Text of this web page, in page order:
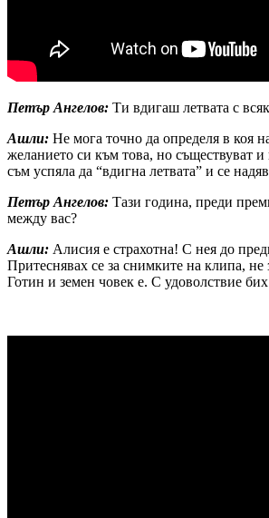
Петър Ангелов: Ти вдигаш летвата с
Ашли: Не мога точно да определя в коя
желанието си към това, но съществуват
съм успяла да “вдигна летвата” и се
Петър Ангелов: Тази година, преди
между вас?
Ашли: Алисия е страхотна! С нея до
Притеснявах се за снимките на клипа,
Готин и земен човек е. С удоволствие